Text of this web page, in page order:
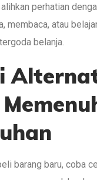
perhatian
membaca, atau
belanja.
barang baru, coba